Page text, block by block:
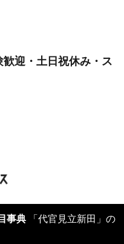
迎・土日祝休み・ス
事典 「代官見立新田」の